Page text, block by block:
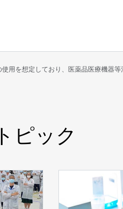
用を想定しており、医薬品医療機器等
ピック